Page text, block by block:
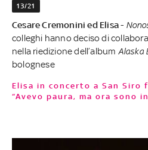
13/21
Cesare Cremonini ed Elisa-
colleghi hanno deciso di
nella riedizione dell’album Alaska
bolognese
Elisa in concerto a San Siro fa volare le anime:
“Avevo paura, ma ora sono